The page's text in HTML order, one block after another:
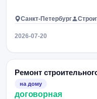
Санкт-Петербург
2026-07-20
Ремонт
на дому
договорная